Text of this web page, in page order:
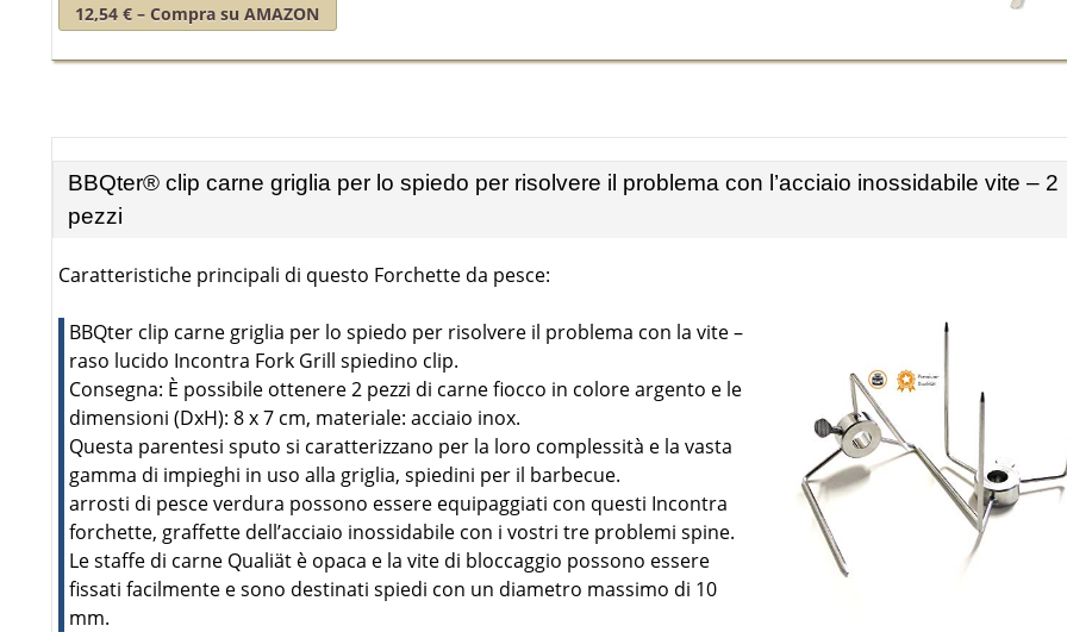
12,54 € – Compra su AMAZON
BBQter® clip carne griglia per lo spiedo per risolvere il problema con l’acciaio inossidabile vite – 2
pezzi
Caratteristiche principali di questo Forchette da pesce:
BBQter clip carne griglia per lo spiedo per risolvere il problema con la vite –
raso lucido Incontra Fork Grill spiedino clip.
Consegna: È possibile ottenere 2 pezzi di carne fiocco in colore argento e le
dimensioni (DxH): 8 x 7 cm, materiale: acciaio inox.
Questa parentesi sputo si caratterizzano per la loro complessità e la vasta
gamma di impieghi in uso alla griglia, spiedini per il barbecue.
arrosti di pesce verdura possono essere equipaggiati con questi Incontra
forchette, graffette dell’acciaio inossidabile con i vostri tre problemi spine.
Le staffe di carne Qualiät è opaca e la vite di bloccaggio possono essere
fissati facilmente e sono destinati spiedi con un diametro massimo di 10
mm.